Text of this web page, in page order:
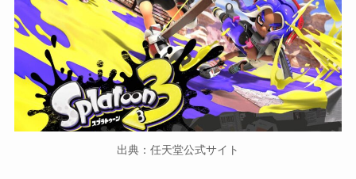
出典：任天堂公式サイト